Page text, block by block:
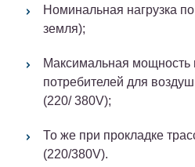
Номинальная нагрузка
земля);
Максимальная мощность
потребителей для
(220/ 380V);
То же при прокладке
(220/380V).